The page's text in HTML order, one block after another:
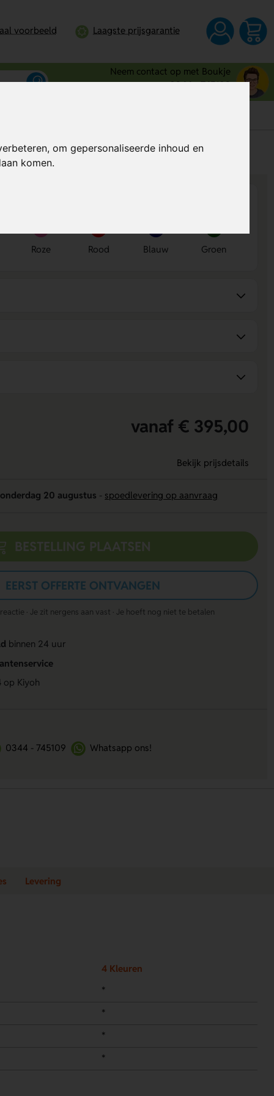
om gepersonaliseerde inhoud en
komen.
voorbeeld Laagste prijsgarantie
Neem contact op met Boukje
0344 - 745109
Al vanaf€ 0,46 per stuk (excl. BTW)
Roze Rood Blauw Groen
vanaf € 395,00
Bekijk prijsdetails
20 augustus spoedlevering op aanvraag
BESTELLING PLAATSEN
EERST OFFERTE ONTVANGEN
· Je zit nergens aan vast · Je hoeft nog niet te betalen
binnen 24 uur
op Kiyoh
0344 - 745109 Whatsapp ons!
Levering
4 Kleuren
*
*
*
*